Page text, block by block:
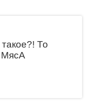
То
МясА